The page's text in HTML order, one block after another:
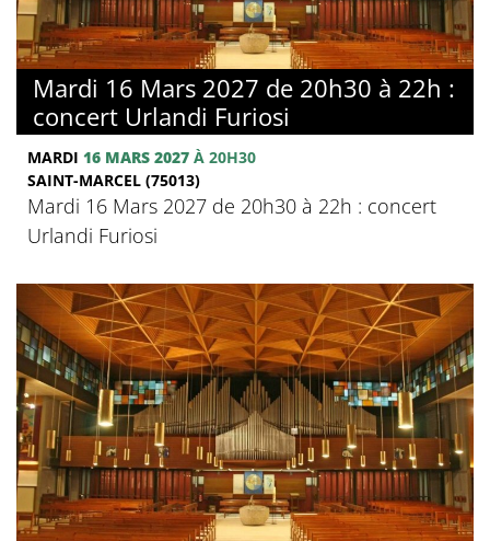
Mardi 16 Mars 2027 de 20h30 à 22h :
concert Urlandi Furiosi
MARDI 16 MARS 2027 À 20H30
SAINT-MARCEL (75013)
Mardi 16 Mars 2027 de 20h30 à 22h : concert
Urlandi Furiosi